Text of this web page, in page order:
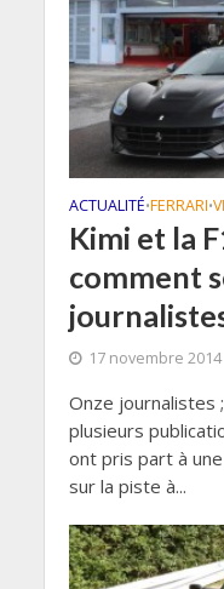
ACTUALITÉ•FERRARI•
Kimi et la
comment
17 novembre 2014
Onze journalistes
plusieurs
ont pris part à
sur la piste à...